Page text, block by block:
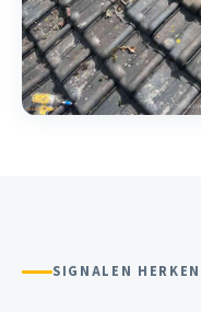
SIGNALEN